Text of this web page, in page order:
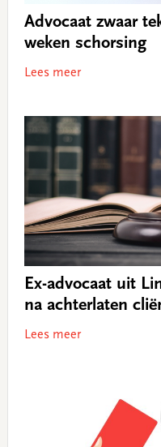
Advocaat zwaar
weken schorsing
Lees meer
Ex-advocaat uit
na achterlaten
Lees meer